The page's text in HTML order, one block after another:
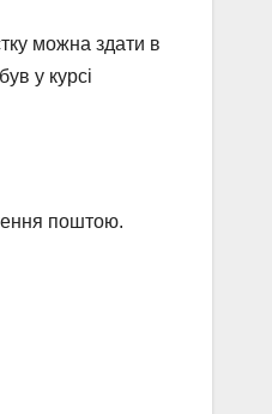
можна здати в
у курсі
поштою.